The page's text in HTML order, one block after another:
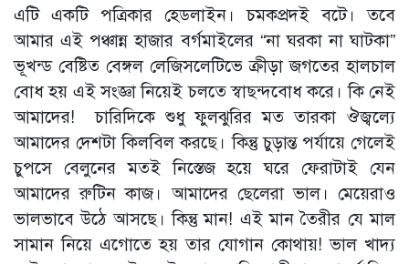
এটি একটি পত্রিকার হেডলাইন। চমকপ্রদই বটে। তবে
আমার এই পঞ্চান্ন হাজার বর্গমাইলের “না ঘরকা না ঘাটকা”
ভূখন্ড বেষ্টিত বেঙ্গল লেজিসলেটিভে ক্রীড়া জগতের হালচাল
বোধ হয় এই সংজ্ঞা নিয়েই চলতে স্বাছন্দবোধ করে। কি নেই
আমাদের! চারিদিকে শুধু ফুলঝুরির মত তারকা ঔজ্বল্যে
আমাদের দেশটা কিলবিল করছে। কিন্তু চুড়ান্ত পর্যায়ে গেলেই
চুপসে বেলুনের মতই নিস্তেজ হয়ে ঘরে ফেরাটাই যেন
আমাদের রুটিন কাজ। আমাদের ছেলেরা ভাল। মেয়েরাও
ভালভাবে উঠে আসছে। কিন্তু মান! এই মান তৈরীর যে মাল
সামান নিয়ে এগোতে হয় তার যোগান কোথায়! ভাল খাদ্য